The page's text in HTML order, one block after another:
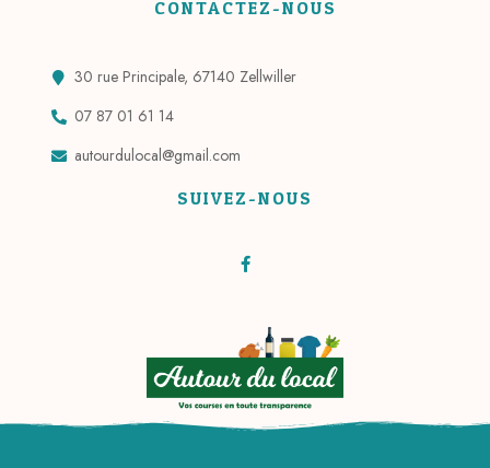
CONTACTEZ-NOUS
30 rue Principale, 67140 Zellwiller
07 87 01 61 14
autourdulocal@gmail.com
SUIVEZ-NOUS